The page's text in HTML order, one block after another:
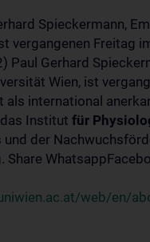
Spieckermann,
vergangenen Freitag
Paul Gerhard
Wien, ist
als international
Institut für
der
Share
web/en/